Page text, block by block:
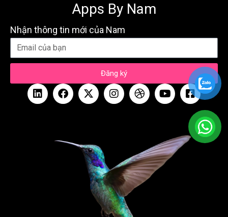
Apps By Nam
Nhận thông tin mới của Nam
Đăng ký